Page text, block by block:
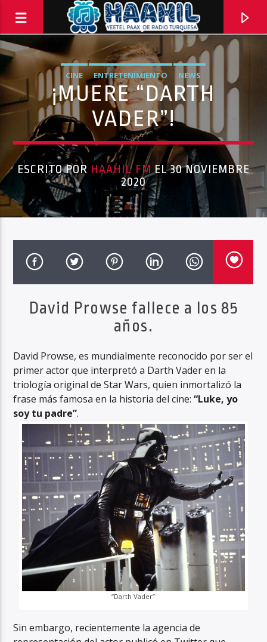
11:00 AM 1:00 PM
CINE ENTRETENIMIENTO NEWS
¡MUERE “DARTH
VADER”!
ESCRITO POR HAAHIL FM EL 30 NOVIEMBRE
2020
David Prowse fallece a los 85
años.
David Prowse, es mundialmente reconocido por ser el
primer actor que interpretó a Darth Vader en la
triología original de Star Wars, quien inmortalizó la
frase más famosa en la historia del cine:“Luke, yo
soy tu padre”.
“Darth Vader”
Sin embargo, recientemente la agencia de